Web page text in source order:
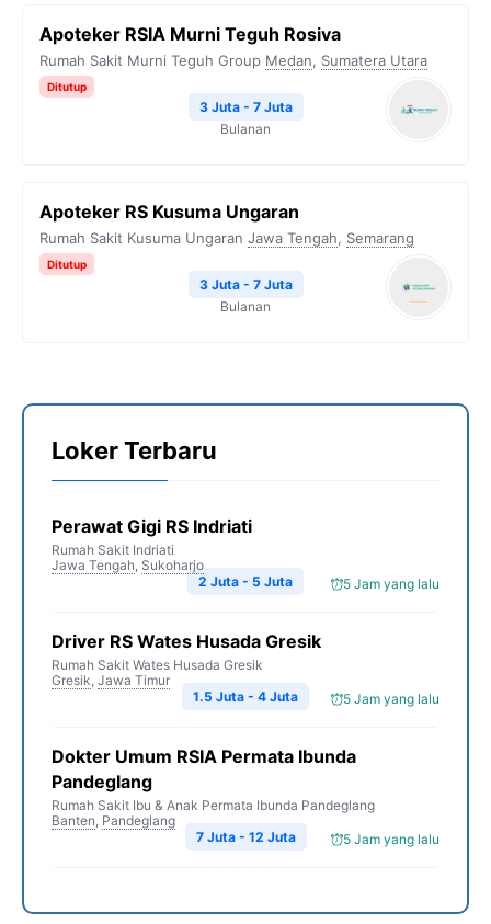
Apoteker RSIA Murni Teguh Rosiva
Rumah Sakit Murni Teguh Group Medan, Sumatera Utara
Ditutup
3 Juta - 7 Juta
Bulanan
Apoteker RS Kusuma Ungaran
Rumah Sakit Kusuma Ungaran Jawa Tengah, Semarang
Ditutup
3 Juta - 7 Juta
Bulanan
Loker Terbaru
Perawat Gigi RS Indriati
Rumah Sakit Indriati
Jawa Tengah, Sukoharjo
5 Jam yang lalu
2 Juta - 5 Juta
Driver RS Wates Husada Gresik
Rumah Sakit Wates Husada Gresik
Gresik, Jawa Timur
5 Jam yang lalu
1.5 Juta - 4 Juta
Dokter Umum RSIA Permata Ibunda
Pandeglang
Rumah Sakit Ibu & Anak Permata Ibunda Pandeglang
Banten, Pandeglang
5 Jam yang lalu
7 Juta - 12 Juta